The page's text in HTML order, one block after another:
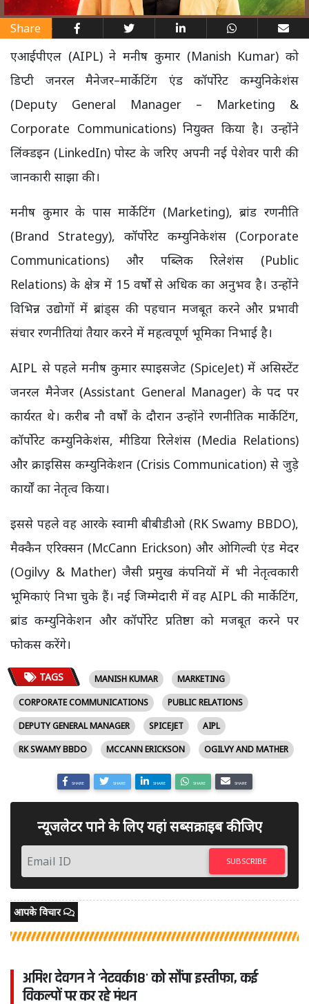
Share
एआईपीएल (AIPL) ने मनीष कुमार (Manish Kumar) को
डिप्टी जनरल मैनेजर–मार्केटिंग एंड कॉर्पोरेट कम्युनिकेशंस
(Deputy General Manager – Marketing &
Corporate Communications) नियुक्त किया है। उन्होंने
लिंक्डइन (LinkedIn) पोस्ट के जरिए अपनी नई पेशेवर पारी की
जानकारी साझा की।
मनीष कुमार के पास मार्केटिंग (Marketing), ब्रांड रणनीति
(Brand Strategy), कॉर्पोरेट कम्युनिकेशंस (Corporate
Communications) और पब्लिक रिलेशंस (Public
Relations) के क्षेत्र में 15 वर्षों से अधिक का अनुभव है। उन्होंने
विभिन्न उद्योगों में ब्रांड्स की पहचान मजबूत करने और प्रभावी
संचार रणनीतियां तैयार करने में महत्वपूर्ण भूमिका निभाई है।
AIPL से पहले मनीष कुमार स्पाइसजेट (SpiceJet) में असिस्टेंट
जनरल मैनेजर (Assistant General Manager) के पद पर
कार्यरत थे। करीब नौ वर्षों के दौरान उन्होंने रणनीतिक मार्केटिंग,
कॉर्पोरेट कम्युनिकेशंस, मीडिया रिलेशंस (Media Relations)
और क्राइसिस कम्युनिकेशन (Crisis Communication) से जुड़े
कार्यों का नेतृत्व किया।
इससे पहले वह आरके स्वामी बीबीडीओ (RK Swamy BBDO),
मैक्कैन एरिक्सन (McCann Erickson) और ओगिल्वी एंड मेदर
(Ogilvy & Mather) जैसी प्रमुख कंपनियों में भी नेतृत्वकारी
भूमिकाएं निभा चुके हैं। नई जिम्मेदारी में वह AIPL की मार्केटिंग,
ब्रांड कम्युनिकेशन और कॉर्पोरेट प्रतिष्ठा को मजबूत करने पर
फोकस करेंगे।
TAGS MANISH KUMAR
MARKETING
CORPORATE COMMUNICATIONS
PUBLIC RELATIONS
DEPUTY GENERAL MANAGER
SPICEJET
AIPL
RK SWAMY BBDO
MCCANN ERICKSON OGILVY AND MATHER
SHARE SHARE SHARE SHARE SHARE
न्यूजलेटर पाने के लिए यहां सब्सक्राइब कीजिए
SUBSCRIBE
आपके विचार
अमिश देवगन ने 'नेटवर्क18' को सौंपा इस्तीफा, कई
विकल्पों पर कर रहे मंथन